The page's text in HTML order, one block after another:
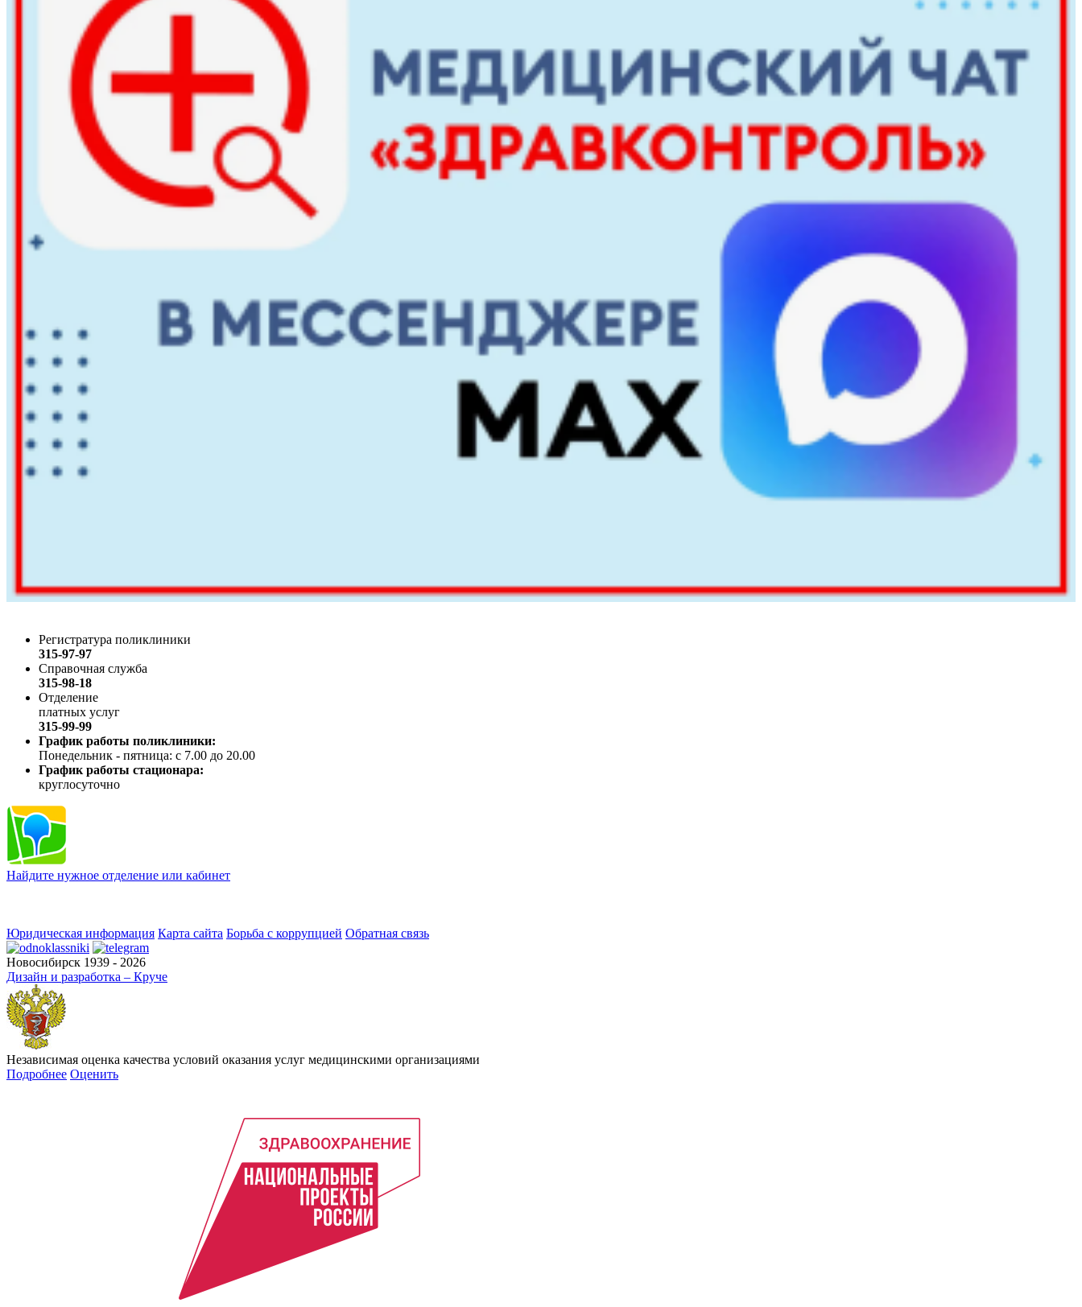
Регистратура поликлиники
315-97-97
Справочная служба
315-98-18
Отделение
платных услуг
315-99-99
График работы поликлиники:
Понедельник - пятница: с 7.00 до 20.00
График работы стационара:
круглосуточно
Найдите нужное отделение или кабинет
Юридическая информация Карта сайта Борьба с коррупцией Обратная связь
Новосибирск 1939 - 2026
Дизайн и разработка – Круче
Независимая оценка качества условий оказания услуг медицинскими организациями
Подробнее Оценить